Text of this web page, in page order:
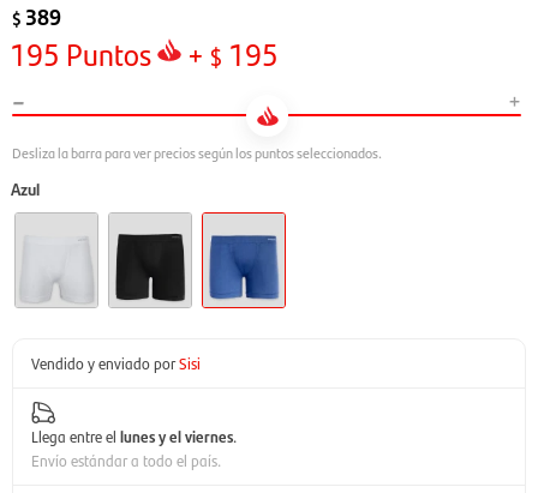
$ 389
195 Puntos + $ 195
- +
Azul
Vendido y enviado porSisi
Llega entre el lunes y el viernes.
Envío estándar a todo el país.